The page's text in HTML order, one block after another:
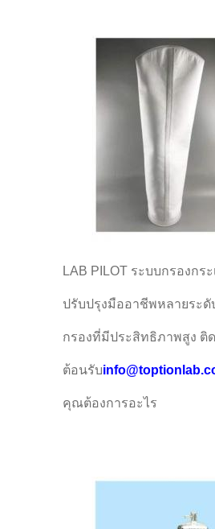
LAB PILOT ระบบกรองกร
ปรับปรุงมืออาชีพหลายระ
กรองที่มีประสิทธิภาพสูง ติ
ต้อนรับ
คุณต้องการอะไร